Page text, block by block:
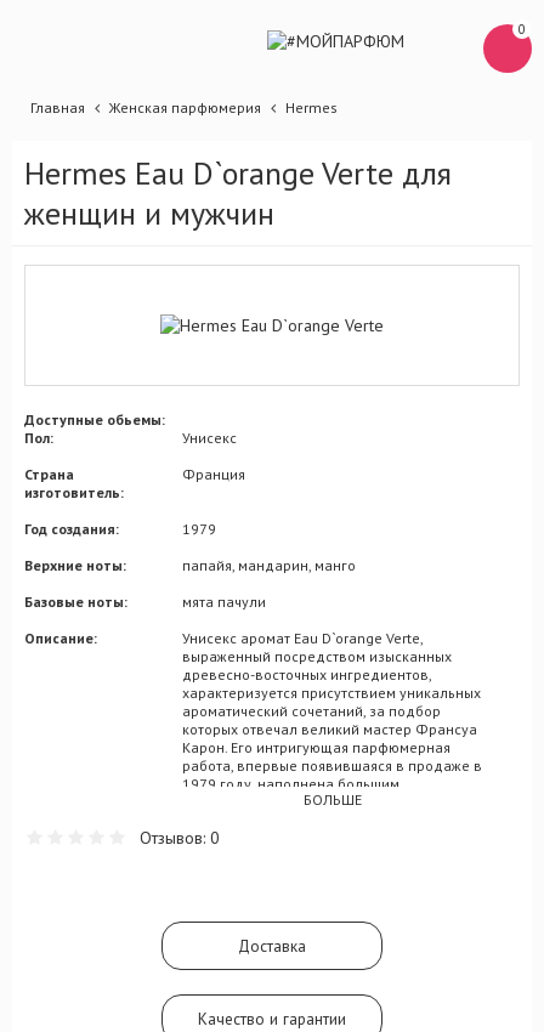
0
Главная Женская парфюмерия Hermes
Hermes Eau D`orange Verte для
женщин и мужчин
Доступные обьемы:
Пол:
Унисекс
Страна
изготовитель:
Франция
Год создания:
1979
Верхние ноты:
папайя, мандарин, манго
Базовые ноты:
мята пачули
Описание:
Унисекс аромат Eau D`orange Verte,
выраженный посредством изысканных
древесно-восточных ингредиентов,
характеризуется присутствием уникальных
ароматический сочетаний, за подбор
которых отвечал великий мастер Франсуа
Карон. Его интригующая парфюмерная
работа, впервые появившаяся в продаже в
1979 году, наполнена большим
многообразием ольфакторных нот,
целеустремленного человека, вне
вторят дополняющие аккорды мяты и
жасмина, а также пачули и великолепного
дубового мха.
БОЛЬШЕ
Отзывов: 0
Доставка
Качество и гарантии